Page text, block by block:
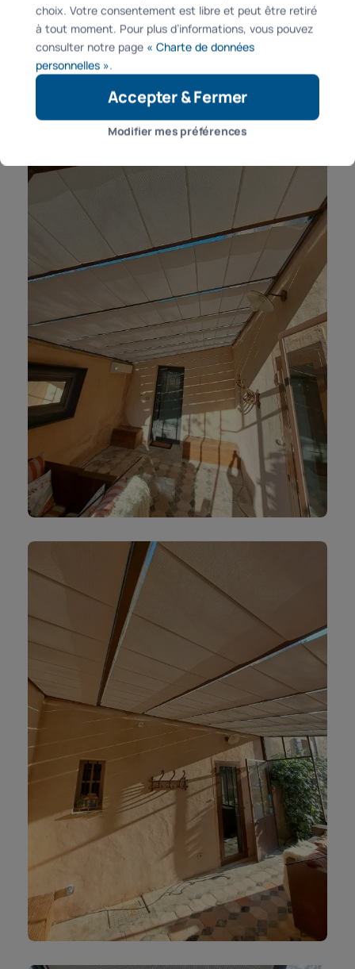
Difficulté : Adaptation au cadre trapèze
choix. Votre consentement est libre et peut être retiré
à tout moment. Pour plus d’informations, vous pouvez
consulter notre page « Charte de données
personnelles ».
Accepter & Fermer
Modifier mes préférences